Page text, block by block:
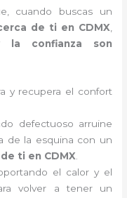
cuando buscas un
de ti en CDMX,
la confianza son
y recupera el confort
defectuoso arruine
de la esquina con un
ti en CDMX.
el calor y el
volver a tener un